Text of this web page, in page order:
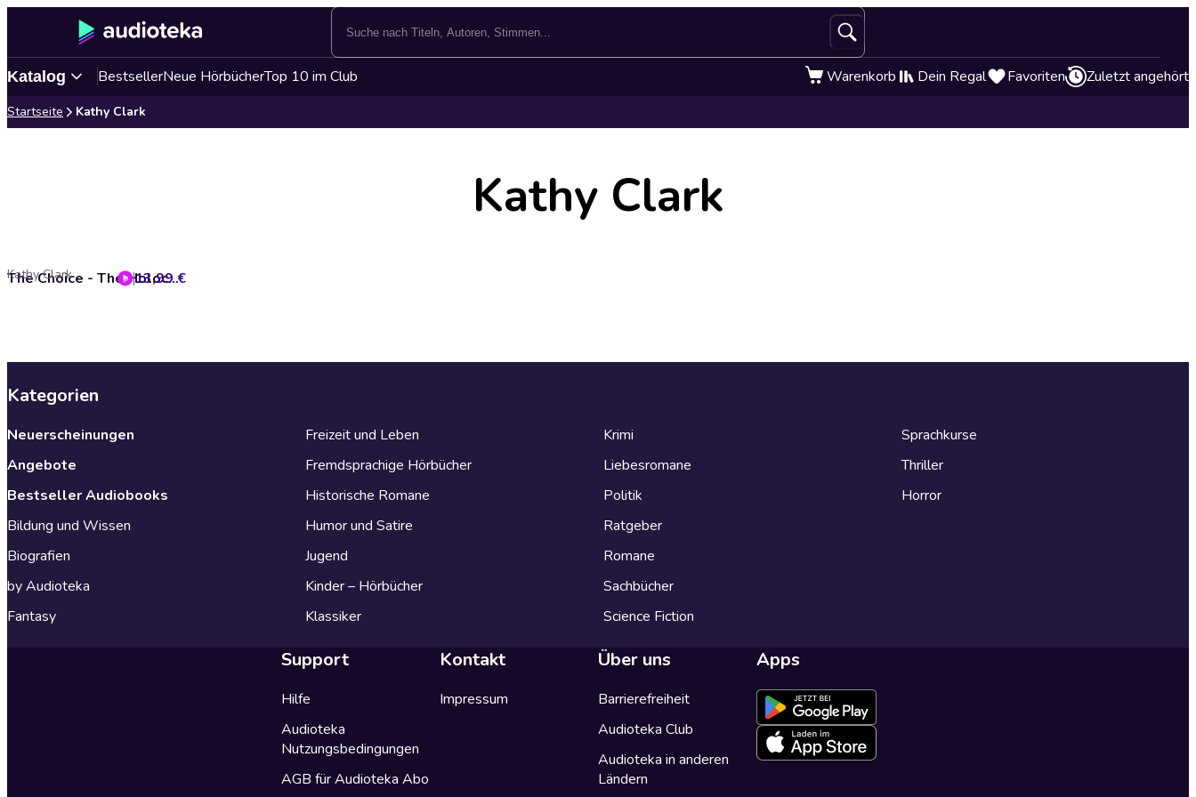
Katalog BestsellerNeue HörbücherTop 10 im Club Warenkorb Dein Regal Favoriten Zuletzt angehört
Startseite Kathy Clark
Kathy Clark
The Choice - The Holocaust Remembrance Series for Young Readers, Book 15 (Unabridged)
Kathy Clark 13,99 €
Kategorien
Neuerscheinungen
Angebote
Bestseller Audiobooks
Bildung und Wissen
Biografien
by Audioteka
Fantasy
Freizeit und Leben
Fremdsprachige Hörbücher
Historische Romane
Humor und Satire
Jugend
Kinder – Hörbücher
Klassiker
Krimi
Liebesromane
Politik
Ratgeber
Romane
Sachbücher
Science Fiction
Sprachkurse
Thriller
Horror
Support
Hilfe
Audioteka
Nutzungsbedingungen
AGB für Audioteka Abo
Kontakt
Impressum
Über uns
Barrierefreiheit
Audioteka Club
Audioteka in anderen
Ländern
Apps